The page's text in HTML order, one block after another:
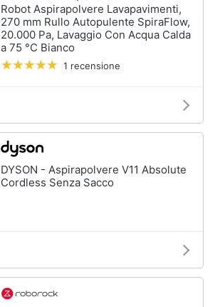
Robot Aspirapolvere Lavapavimenti,
270 mm Rullo Autopulente SpiraFlow,
20.000 Pa, Lavaggio Con Acqua Calda
a 75 °C Bianco
1 recensione
DYSON - Aspirapolvere V11 Absolute
Cordless Senza Sacco